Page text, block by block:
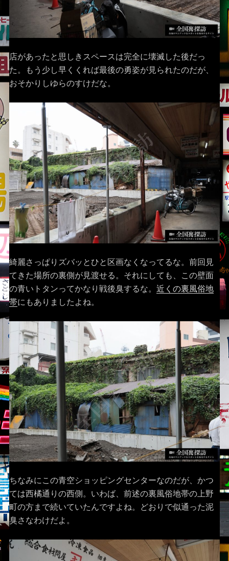
店があったと思しきスペースは完全に壊滅した後だっ
た。もう少し早くくれば最後の勇姿が見られたのだが、
おそかりしゆらのすけだな。
綺麗さっぱりズバッとひと区画なくなってるな。前回見
てきた場所の裏側が見渡せる。それにしても、この壁面
の青いトタンってかなり戦後臭するな。 近くの裏風俗地
帯にもありましたよね。
ちなみにこの青空ショッピングセンターなのだが、かつ
ては西橘通りの西側。いわば、前述の裏風俗地帯の上野
町の方まで続いていたんですよね。どおりで似通った泥
臭さなわけだよ。